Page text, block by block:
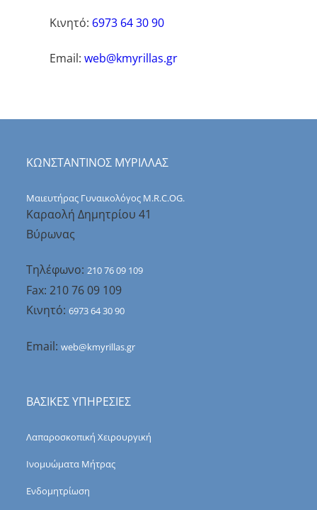
Κινητό: 6973 64 30 90
Email: web@kmyrillas.gr
ΚΩΝΣΤΑΝΤΙΝΟΣ ΜΥΡΙΛΛΑΣ
Μαιευτήρας Γυναικολόγος M.R.C.OG.
Καραολή Δημητρίου 41
Βύρωνας
Τηλέφωνο: 210 76 09 109
Fax: 210 76 09 109
Κινητό: 6973 64 30 90
Email: web@kmyrillas.gr
ΒΑΣΙΚΕΣ ΥΠΗΡΕΣΙΕΣ
Λαπαροσκοπική Χειρουργική
Ινομυώματα Μήτρας
Ενδομητρίωση